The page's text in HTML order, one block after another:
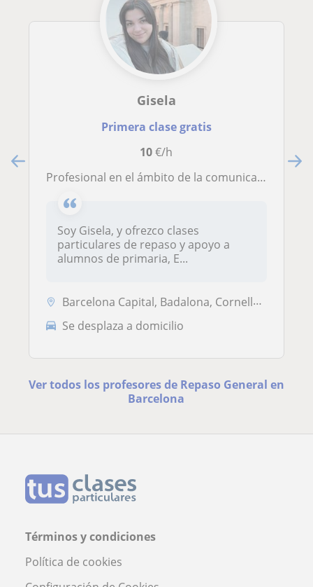
Gisela
Primera clase gratis
10€/h
Profesional en el ámbito de la comunicación que imparte clases de repaso y apoyo general a alumnos de primaria, E.S.O o bachiller
Soy Gisela, y ofrezco clases
particulares de repaso y apoyo a
alumnos de primaria, E...
Barcelona Capital, Badalona, Cornellà de Llobregat, Esplugues de Llobr...
Se desplaza a domicilio
Ver todos los profesores de Repaso General en
Barcelona
Términos y condiciones
Política de cookies